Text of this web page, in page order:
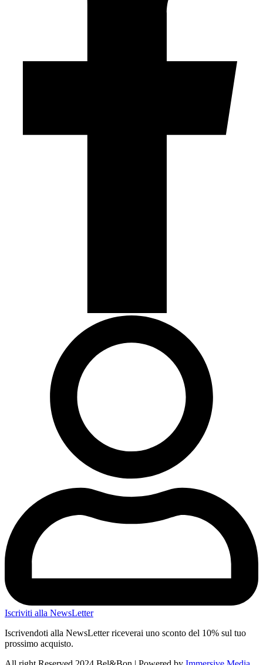
Iscriviti alla NewsLetter
Iscrivendoti alla NewsLetter riceverai uno sconto del 10% sul tuo
prossimo acquisto.